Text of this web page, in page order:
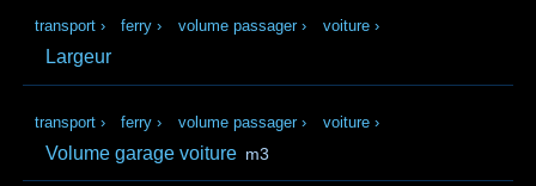
transport › ferry › volume passager › voiture ›
Largeur
transport › ferry › volume passager › voiture ›
Volume garage voiture m3